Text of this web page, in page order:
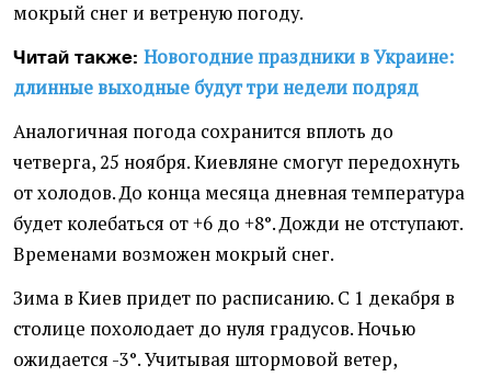
мокрый снег и ветреную погоду.
Читай также: Новогодние праздники в Украине:
длинные выходные будут три недели подряд
Аналогичная погода сохранится вплоть до
четверга, 25 ноября. Киевляне смогут передохнуть
от холодов. До конца месяца дневная температура
будет колебаться от +6 до +8°. Дожди не отступают.
Временами возможен мокрый снег.
Зима в Киев придет по расписанию. С 1 декабря в
столице похолодает до нуля градусов. Ночью
ожидается -3°. Учитывая штормовой ветер,